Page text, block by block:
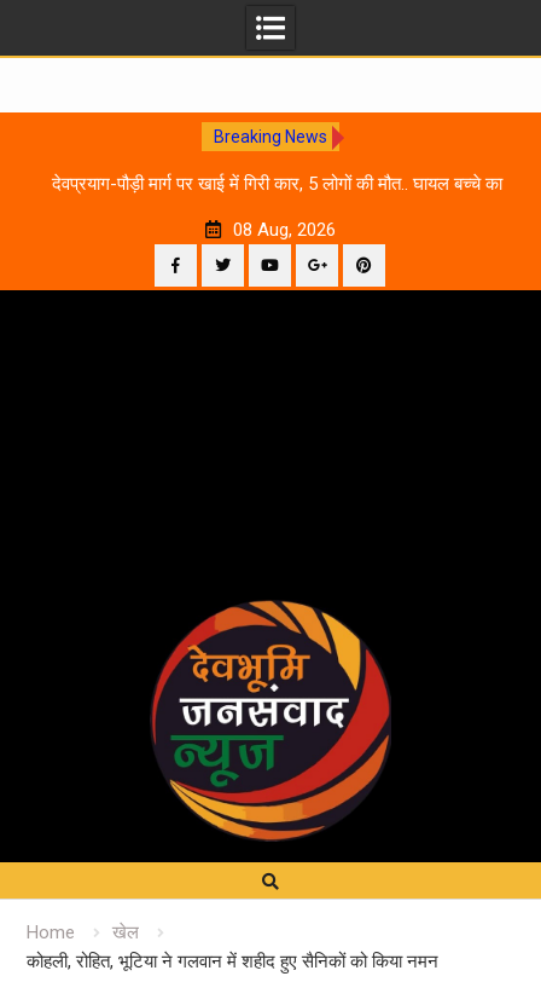
Breaking News
देवप्रयाग-पौड़ी मार्ग पर खाई में गिरी कार, 5 लोगों की मौत.. घायल बच्चे का
08 Aug, 2026
Home
खेल
कोहली, रोहित, भूटिया ने गलवान में शहीद हुए सैनिकों को किया नमन